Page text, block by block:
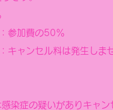
参加費の50％
キャンセル料は発生しま
染症の疑いがありキャ